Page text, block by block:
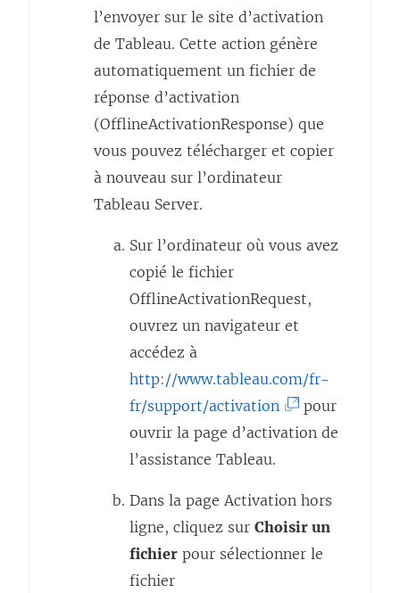
l’envoyer sur le site d’activation
de Tableau. Cette action génère
automatiquement un fichier de
réponse d’activation
(OfflineActivationResponse) que
vous pouvez télécharger et copier
à nouveau sur l’ordinateur
Tableau Server.
Sur l’ordinateur où vous avez
copié le fichier
OfflineActivationRequest,
ouvrez un navigateur et
accédez à
http://www.tableau.com/fr-
fr/support/activation
L
i
e
n
pour
ouvrir la page d’activation de
l’assistance Tableau.
Dans la page Activation hors
ligne, cliquez sur Choisir un
fichier pour sélectionner le
fichier